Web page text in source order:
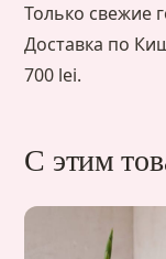
Только свежие
Доставка по
700 lei.
С этим